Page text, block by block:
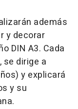
además
y decorar
DIN A3. Cada
se dirige a
y explicará
y su